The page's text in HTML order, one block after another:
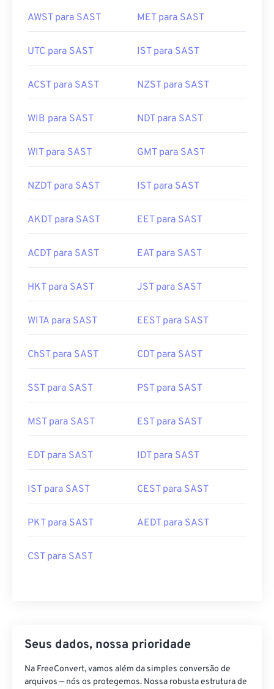
AWST para SAST MET para SAST
UTC para SAST IST para SAST
ACST para SAST NZST para SAST
WIB para SAST NDT para SAST
WIT para SAST GMT para SAST
NZDT para SAST IST para SAST
AKDT para SAST EET para SAST
ACDT para SAST EAT para SAST
HKT para SAST JST para SAST
WITA para SAST EEST para SAST
ChST para SAST CDT para SAST
SST para SAST PST para SAST
MST para SAST EST para SAST
EDT para SAST IDT para SAST
IST para SAST CEST para SAST
PKT para SAST AEDT para SAST
CST para SAST
Seus dados, nossa prioridade
Na FreeConvert, vamos além da simples conversão de
arquivos — nós os protegemos. Nossa robusta estrutura de